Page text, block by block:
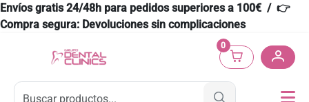
Envíos gratis 24/48h para pedidos superiores a 100€ / 👉
Compra segura: Devoluciones sin complicaciones
0